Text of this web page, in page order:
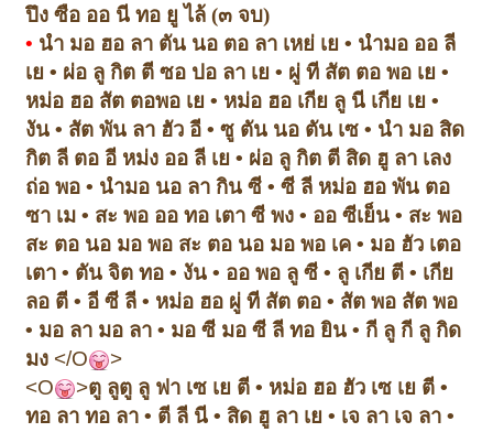
ปึง ซือ ออ นี ทอ ยู ไล้ (๓ จบ)
• นำ มอ ฮอ ลา ตัน นอ ตอ ลา เหย่ เย• นำมอ ออ ลี
เย• ผ่อ ลู กิต ตี ซอ ปอ ลา เย• ผู่ ที สัต ตอ พอ เย•
หม่อ ฮอ สัต ตอพอ เย• หม่อ ฮอ เกีย ลู นี เกีย เย•
งัน• สัต พัน ลา ฮัว อี•ซู ตัน นอ ตัน เซ • นำ มอ สิด
กิต ลี ตอ อี หม่ง ออ ลี เย• ผ่อ ลู กิต ตี สิด ฮู ลา เลง
ถ่อ พอ• นำมอ นอ ลา กิน ซี•ซี ลี หม่อ ฮอ พัน ตอ
ซา เม• สะ พอ ออ ทอ เตา ซี พง• ออ ซีเย็น• สะ พอ
สะ ตอ นอ มอ พอ สะ ตอ นอ มอ พอ เค• มอ ฮัว เตอ
เตา• ตัน จิต ทอ• งัน• ออ พอ ลู ซี• ลู เกีย ตี• เกีย
ลอ ตี•อี ซี ลี• หม่อ ฮอ ผู่ ที สัต ตอ• สัต พอ สัต พอ
• มอ ลา มอ ลา• มอ ซี มอ ซี ลี ทอ ยิน•กี ลู กี ลู กิด
มง </O
>
<O
>ตู ลูตู ลู ฟา เซ เย ตี• หม่อ ฮอ ฮัว เซ เย ตี•
ทอ ลา ทอ ลา• ตี ลี นี•สิด ฮู ลา เย • เจ ลา เจ ลา•